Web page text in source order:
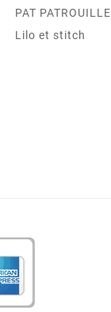
PAT PATROUILLE
Lilo et stitch